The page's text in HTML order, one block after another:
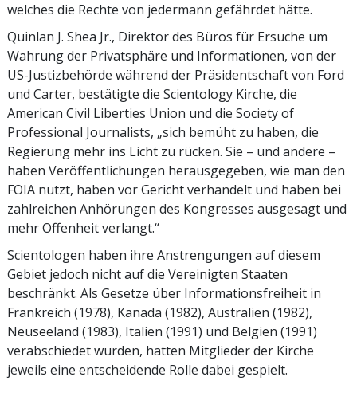
welches die Rechte von jedermann gefährdet hätte.
Quinlan J. Shea Jr., Direktor des Büros für Ersuche um
Wahrung der Privatsphäre und Informationen, von der
US-Justizbehörde während der Präsidentschaft von Ford
und Carter, bestätigte die Scientology Kirche, die
American Civil Liberties Union und die Society of
Professional Journalists, „sich bemüht zu haben, die
Regierung mehr ins Licht zu rücken. Sie – und andere –
haben Veröffentlichungen herausgegeben, wie man den
FOIA nutzt, haben vor Gericht verhandelt und haben bei
zahlreichen Anhörungen des Kongresses ausgesagt und
mehr Offenheit verlangt.“
Scientologen haben ihre Anstrengungen auf diesem
Gebiet jedoch nicht auf die Vereinigten Staaten
beschränkt. Als Gesetze über Informationsfreiheit in
Frankreich (1978), Kanada (1982), Australien (1982),
Neuseeland (1983), Italien (1991) und Belgien (1991)
verabschiedet wurden, hatten Mitglieder der Kirche
jeweils eine entscheidende Rolle dabei gespielt.